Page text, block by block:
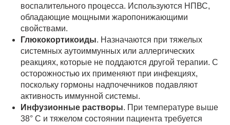
воспалительного процесса. Используются НПВС,
обладающие мощными жаропонижающими
свойствами.
Глюкокортикоиды. Назначаются при тяжелых
системных аутоиммунных или аллергических
реакциях, которые не поддаются другой терапии. С
осторожностью их применяют при инфекциях,
поскольку гормоны надпочечников подавляют
активность иммунной системы.
Инфузионные растворы. При температуре выше
38° С и тяжелом состоянии пациента требуется